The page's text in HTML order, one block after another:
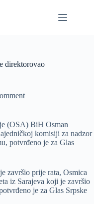
direktorovao
(OSA) BiH Osman
komisiji za nadzor
potvrđeno je za Glas
završio prije rata, Osmica
iz Sarajeva koji je završio
je za Glas Srpske